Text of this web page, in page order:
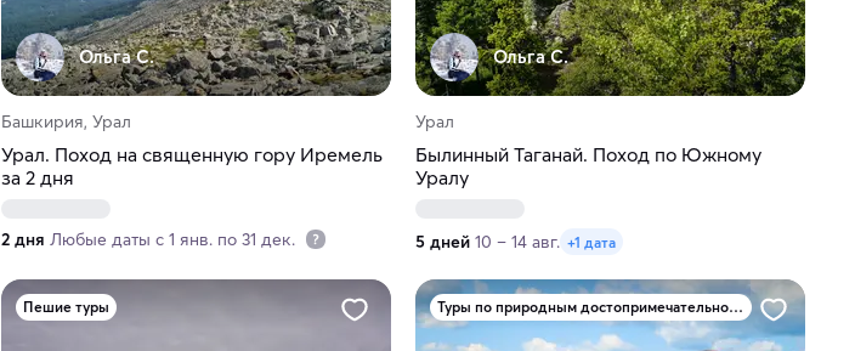
Ольга С.
Башкирия, Урал
Урал. Поход на священную гору Иремель
за 2 дня
2 дня Любые даты с 1 янв. по 31 дек.
Ольга С.
Урал
Былинный Таганай. Поход по Южному
Уралу
5 дней 10 – 14 авг. +1 дата
Пешие туры Туры по природным достопримечательностям